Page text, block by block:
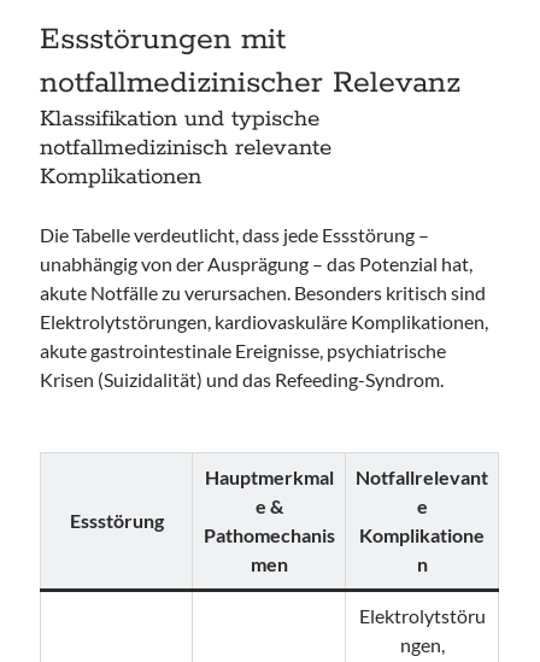
Essstörungen mit
notfallmedizinischer Relevanz
Klassifikation und typische
notfallmedizinisch relevante
Komplikationen
Die Tabelle verdeutlicht, dass jede Essstörung –
unabhängig von der Ausprägung – das Potenzial hat,
akute Notfälle zu verursachen. Besonders kritisch sind
Elektrolytstörungen, kardiovaskuläre Komplikationen,
akute gastrointestinale Ereignisse, psychiatrische
Krisen (Suizidalität) und das Refeeding-Syndrom.
Essstörung
Hauptmerkmal
e &
Pathomechanis
men
Notfallrelevant
e
Komplikatione
n
Elektrolytstöru
ngen,